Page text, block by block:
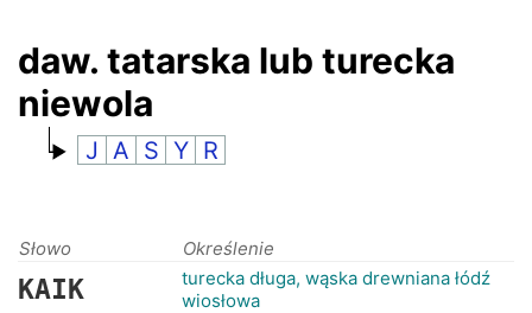
daw. tatarska lub turecka
niewola
J A S Y R
Słowo Określenie
KAIK
turecka długa, wąska drewniana łódź
wiosłowa